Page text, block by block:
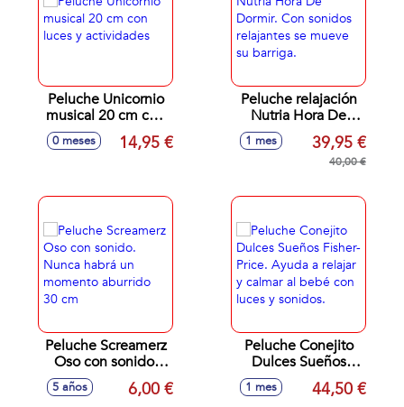
Peluche Unicornio
musical 20 cm con
luces y actividades
0 meses 14,95 €
Peluche relajación
Nutria Hora De
Dormir. Con
sonidos relajantes
se mueve su
1 mes 39,95 €
40,00 €
Peluche Screamerz
Oso con sonido.
Nunca habrá un
momento aburrido
5 años 6,00 €
Peluche Conejito
Dulces Sueños
Fisher-Price. Ayuda
a relajar y calmar al
1 mes 44,50 €